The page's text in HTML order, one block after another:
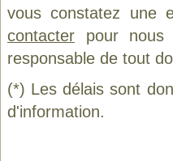
vous constatez une
contacter pour nous
responsable de tout
(*) Les délais sont
d'information.